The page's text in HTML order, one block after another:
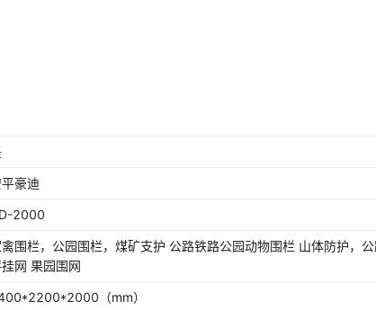
豪迪
2000
禽围栏，公园围栏，煤矿支护 公路铁路公园动物围栏 山体防护，
网 果园围网
（mm）